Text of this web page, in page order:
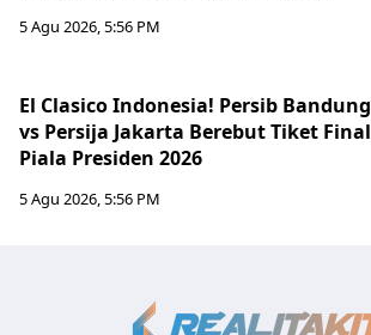
5 Agu 2026, 5:56 PM
El Clasico Indonesia! Persib Bandung
vs Persija Jakarta Berebut Tiket Final
Piala Presiden 2026
5 Agu 2026, 5:56 PM